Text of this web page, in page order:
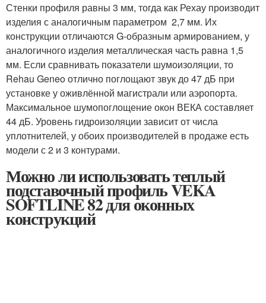
Стенки профиля равны 3 мм, тогда как Рехау производит
изделия с аналогичным параметром 2,7 мм. Их
конструкции отличаются G-образным армированием, у
аналогичного изделия металлическая часть равна 1,5
мм. Если сравнивать показатели шумоизоляции, то
Rehau Geneo отлично поглощают звук до 47 дБ при
установке у оживлённой магистрали или аэропорта.
Максимальное шумопоглощение окон ВЕКА составляет
44 дБ. Уровень гидроизоляции зависит от числа
уплотнителей, у обоих производителей в продаже есть
модели с 2 и 3 контурами.
Можно ли использовать теплый
подставочный профиль VEKA
SOFTLINE 82 для оконных
конструкций